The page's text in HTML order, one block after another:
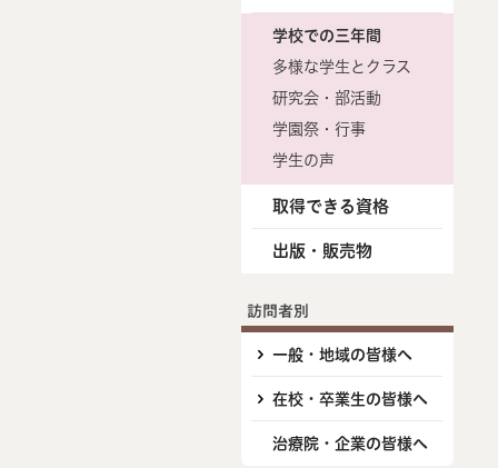
学校での三年間
多様な学生とクラス
研究会・部活動
学園祭・行事
学生の声
取得できる資格
出版・販売物
訪問者別
一般・地域の皆様へ
在校・卒業生の皆様へ
治療院・企業の皆様へ